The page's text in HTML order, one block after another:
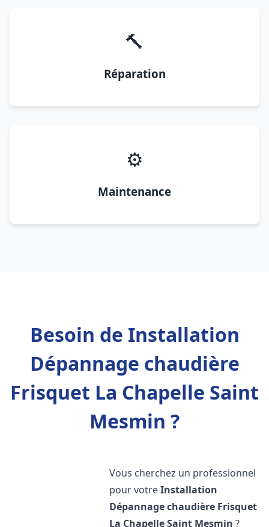
🔨
Réparation
⚙️
Maintenance
Besoin de Installation
Dépannage chaudière
Frisquet La Chapelle Saint
Mesmin ?
Vous cherchez un professionnel
pour votreInstallation
Dépannage chaudière Frisquet
La Chapelle Saint Mesmin ?